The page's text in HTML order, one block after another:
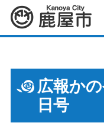
鹿屋市
広報か
日号